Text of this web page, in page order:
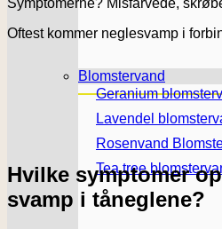
Blomstervand
Geranium
Lavendel
Rosenvand
Tea tree
Symptomerne? Misfarvede,
Oftest kommer neglesvamp i
Hvilke symptomer
svamp i tåneglene?